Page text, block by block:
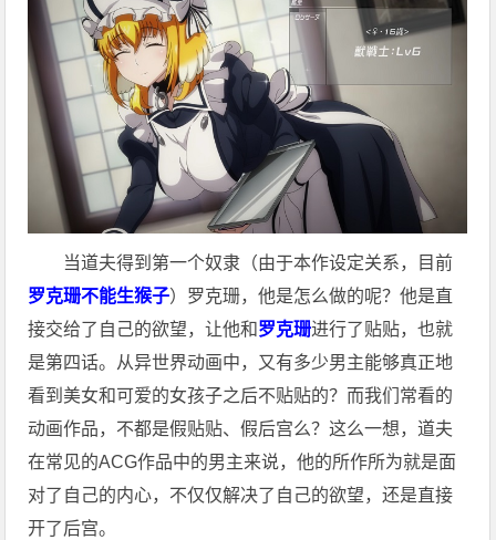
当道夫得到第一个奴隶（由于本作设定关系，目前
罗克珊不能生猴子）罗克珊，他是怎么做的呢？他是直
接交给了自己的欲望，让他和罗克珊进行了贴贴，也就
是第四话。从异世界动画中，又有多少男主能够真正地
看到美女和可爱的女孩子之后不贴贴的？而我们常看的
动画作品，不都是假贴贴、假后宫么？这么一想，道夫
在常见的ACG作品中的男主来说，他的所作所为就是面
对了自己的内心，不仅仅解决了自己的欲望，还是直接
开了后宫。